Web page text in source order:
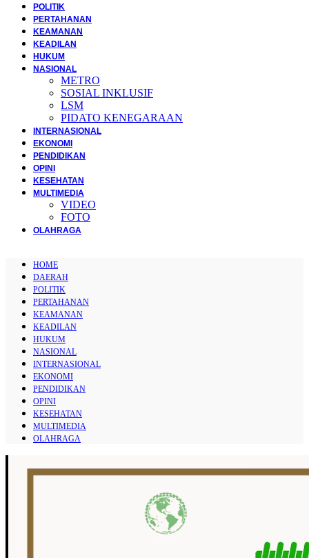
POLITIK
PERTAHANAN
KEAMANAN
KEADILAN
HUKUM
NASIONAL
METRO
SOSIAL INKLUSIF
LSM
PIDATO KENEGARAAN
INTERNASIONAL
EKONOMI
PENDIDIKAN
OPINI
KESEHATAN
MULTIMEDIA
VIDEO
FOTO
OLAHRAGA
HOME
DAERAH
POLITIK
PERTAHANAN
KEAMANAN
KEADILAN
HUKUM
NASIONAL
INTERNASIONAL
EKONOMI
PENDIDIKAN
OPINI
KESEHATAN
MULTIMEDIA
OLAHRAGA